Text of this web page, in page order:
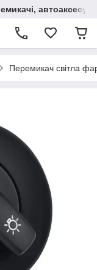
Перемикач світла